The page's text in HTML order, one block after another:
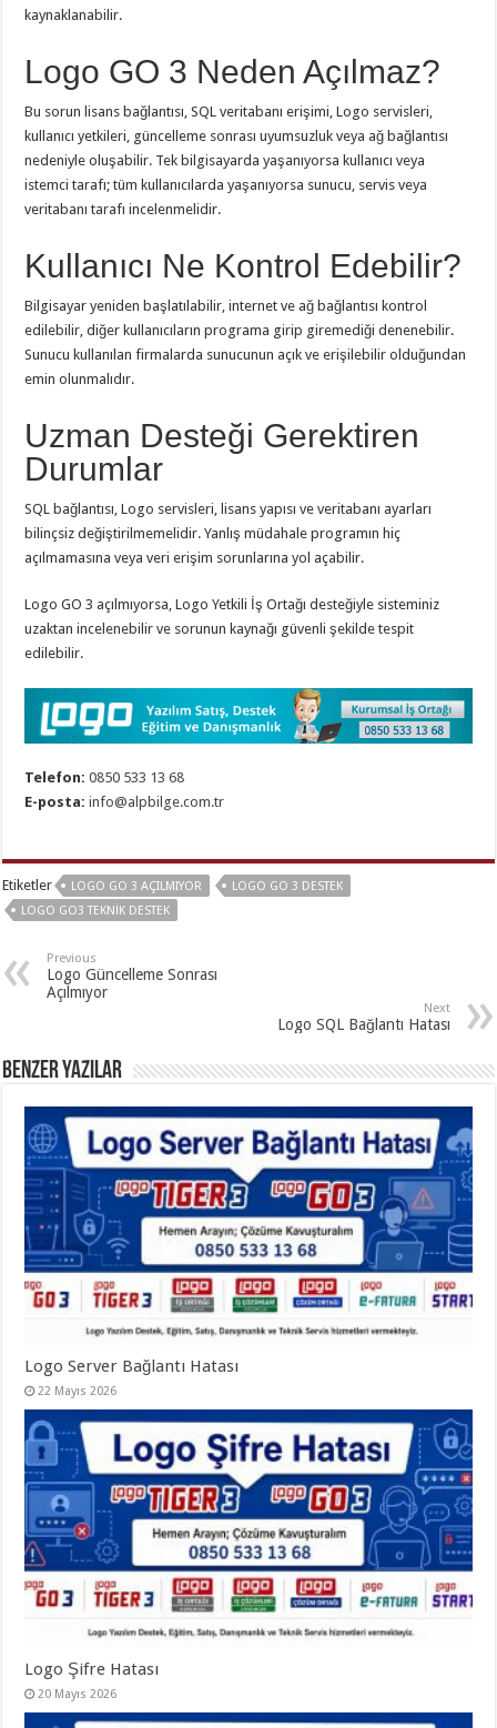
kaynaklanabilir.
Logo GO 3 Neden Açılmaz?
Bu sorun lisans bağlantısı, SQL veritabanı erişimi, Logo servisleri,
kullanıcı yetkileri, güncelleme sonrası uyumsuzluk veya ağ bağlantısı
nedeniyle oluşabilir. Tek bilgisayarda yaşanıyorsa kullanıcı veya
istemci tarafı; tüm kullanıcılarda yaşanıyorsa sunucu, servis veya
veritabanı tarafı incelenmelidir.
Kullanıcı Ne Kontrol Edebilir?
Bilgisayar yeniden başlatılabilir, internet ve ağ bağlantısı kontrol
edilebilir, diğer kullanıcıların programa girip giremediği denenebilir.
Sunucu kullanılan firmalarda sunucunun açık ve erişilebilir olduğundan
emin olunmalıdır.
Uzman Desteği Gerektiren
Durumlar
SQL bağlantısı, Logo servisleri, lisans yapısı ve veritabanı ayarları
bilinçsiz değiştirilmemelidir. Yanlış müdahale programın hiç
açılmamasına veya veri erişim sorunlarına yol açabilir.
Logo GO 3 açılmıyorsa, Logo Yetkili İş Ortağı desteğiyle sisteminiz
uzaktan incelenebilir ve sorunun kaynağı güvenli şekilde tespit
edilebilir.
Telefon: 0850 533 13 68
E-posta: info@alpbilge.com.tr
Etiketler LOGO GO 3 AÇILMIYOR
LOGO GO 3 DESTEK
LOGO GO3 TEKNIK DESTEK
Previous
Logo Güncelleme Sonrası
Açılmıyor
Next
Logo SQL Bağlantı Hatası
Benzer Yazılar
Logo Server Bağlantı Hatası
22 Mayıs 2026
Logo Şifre Hatası
20 Mayıs 2026